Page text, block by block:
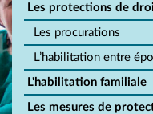
Les protections de
Les procurations
L’habilitation entre
L'habilitation familiale
Les mesures de